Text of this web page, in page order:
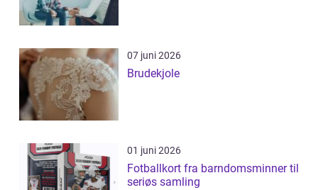
07 juni 2026
Brudekjole
01 juni 2026
Fotballkort fra barndomsminner til
seriøs samling